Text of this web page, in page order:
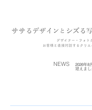
スタジオ 株式会社ロフ
NEWS
2026年8
迎えまし